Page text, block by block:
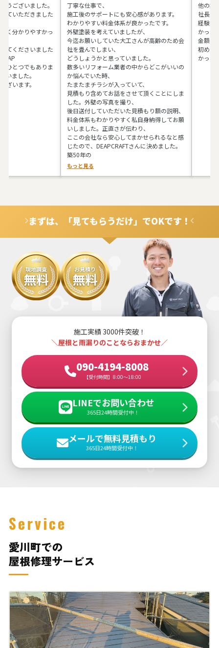
いました。
だきました
りやすかっ
さいました
でもありま
た。
す。
丁寧な仕事で、
施工後のサポートにも安心感があります。
わかりやすい料金体系が良かったです。
外壁塗装を考えていましたが、
今迄お願いしていた大工さんが高齢のため会
社を畳んでしまい、
どうしょうかと思っていました。
数多いリフォーム業者の中からどこがいいの
か悩んでいた時、
たまたまチラシが入っていて、
見積もり含めてお話をさせて頂くことにしま
した。外壁の写真を撮り、
後日送付していただいた見積もり額の説明、
料金体系もわかりやすく私自身納得してお願
いしました。正直さが伝わり、
ここの会社なら安心してまかせられるなと感
じたので、DEAPCRAFTさんに決めました。
築50年の
もっと見る
他の業者さ
社長の馬場
経験がある
かったです。
金額も予算内
初めてお会
かったです
まずは、「見てもらうだけ」でOKです！
現地調査
無料
お見積り
無料
施工実績 3000件突破！
＼屋根と雨漏りのことならおまかせ／
090-4194-8008
【受付時間】8:00～18:00
LINEでお問い合わせ
365日24時間受付中！
メールで無料見積もり
365日24時間受付中！
Service
愛川町での
屋根修理サービス